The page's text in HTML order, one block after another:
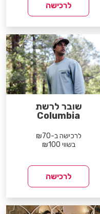
לרכישה
שובר לרשת
Columbia
לרכישה ב-₪70
בשווי ₪100
לרכישה